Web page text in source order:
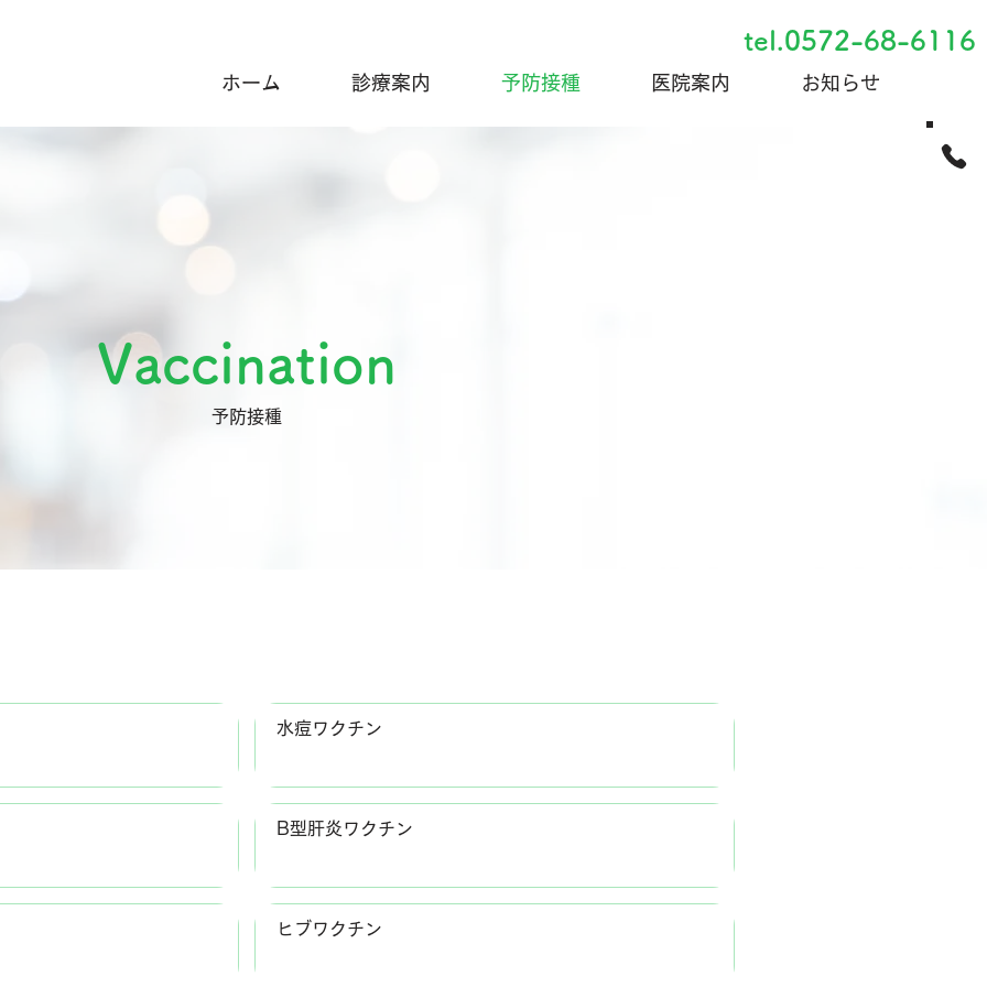
tel.0572-68-6116
ホーム 診療案内 予防接種 医院案内 お知らせ
Vaccination
予防接種
水痘ワクチン
B型肝炎ワクチン
ヒブワクチン